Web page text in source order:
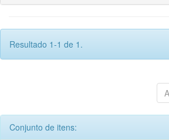
Resultado 1-1 de 1.
Conjunto de itens: